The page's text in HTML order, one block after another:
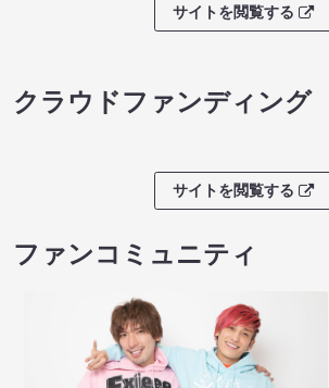
サイトを閲覧する
クラウドファンディング
サイトを閲覧する
ファンコミュニティ